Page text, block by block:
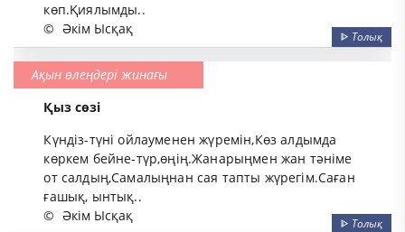
көп.Қиялымды..
© Әкім Ысқақ ᐈ Толық
Ақын өлеңдері жинағы
Қыз сөзі
Күндіз-түні ойлауменен жүремін,Көз алдымда
көркем бейне-түр,өңің.Жанарыңмен жан тәніме
от салдың,Самалыңнан сая тапты жүрегім.Саған
ғашық, ынтық..
© Әкім Ысқақ ᐈ Толық